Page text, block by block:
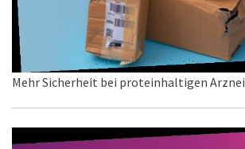
Mehr Sicherheit bei proteinhaltigen